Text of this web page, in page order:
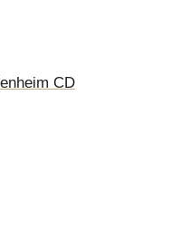
CD